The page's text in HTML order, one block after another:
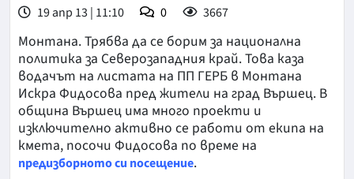
19 апр 13 | 11:10 0 3667
Монтана. Трябва да се борим за национална
политика за Северозападния край. Това каза
водачът на листата на ПП ГЕРБ в Монтана
Искра Фидосова пред жители на град Вършец. В
община Вършец има много проекти и
изключително активно се работи от екипа на
кмета, посочи Фидосова по време на
предизборното си посещение.